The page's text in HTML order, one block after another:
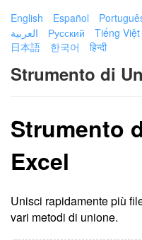
English Español
العربية
Русский Tiếng Việt
日本語
한국어 हिन्दी
Strumento di
Strumento
Excel
Unisci rapidamente più
vari metodi di unione.